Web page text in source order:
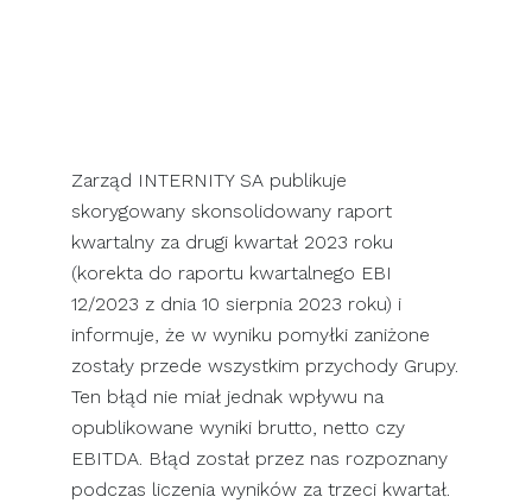
Zarząd INTERNITY SA publikuje
skorygowany skonsolidowany raport
kwartalny za drugi kwartał 2023 roku
(korekta do raportu kwartalnego EBI
12/2023 z dnia 10 sierpnia 2023 roku) i
informuje, że w wyniku pomyłki zaniżone
zostały przede wszystkim przychody Grupy.
Ten błąd nie miał jednak wpływu na
opublikowane wyniki brutto, netto czy
EBITDA. Błąd został przez nas rozpoznany
podczas liczenia wyników za trzeci kwartał.